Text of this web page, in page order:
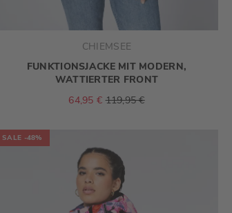
CHIEMSEE
FUNKTIONSJACKE MIT MODERN,
WATTIERTER FRONT
64,95 € 119,95 €
SALE -48%